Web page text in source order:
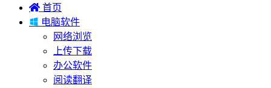
 首页
 电脑软件
网络浏览
上传下载
办公软件
阅读翻译